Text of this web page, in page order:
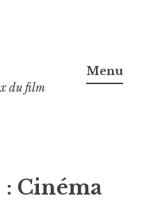
du film
Menu
Cinéma